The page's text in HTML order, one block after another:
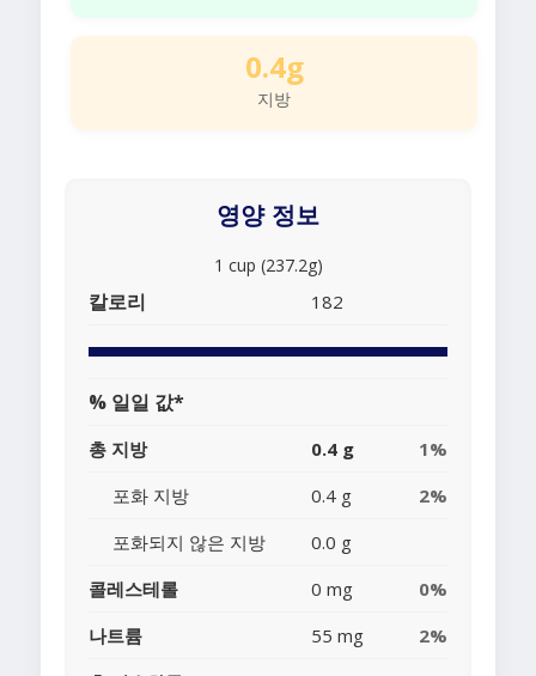
0.4g
지방
영양 정보
1 cup (237.2g)
칼로리 182
% 일일 값*
총 지방 0.4 g
1%
포화 지방
0.4 g
2%
포화되지 않은 지방
0.0 g
콜레스테롤
0 mg
0%
나트륨
55 mg
2%